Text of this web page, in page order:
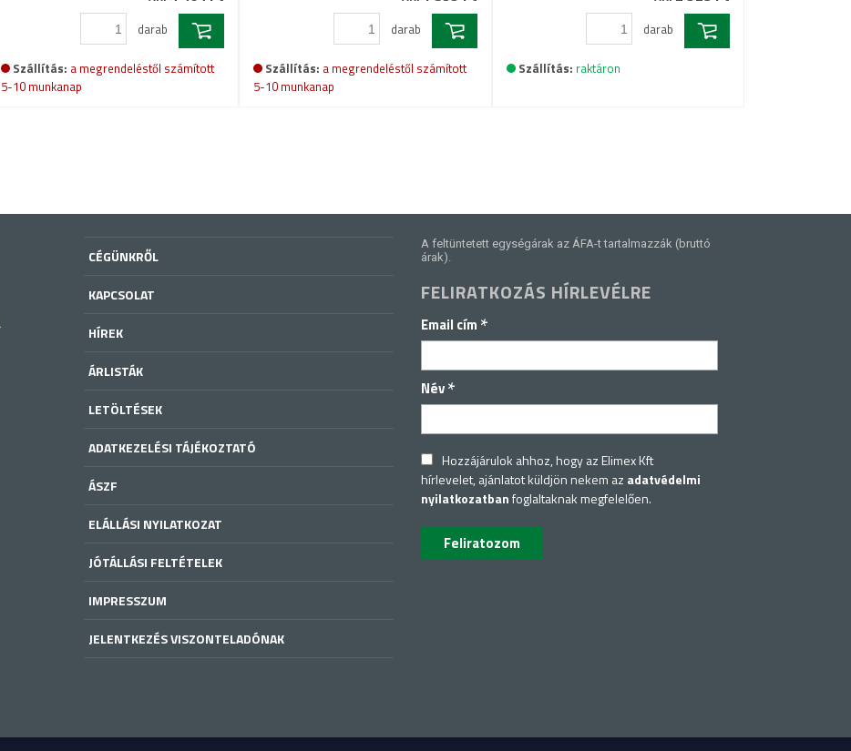
darab
Szállítás: a megrendeléstől számított
5-10 munkanap
darab
Szállítás: a megrendeléstől számított
5-10 munkanap
darab
Szállítás: raktáron
CÉGÜNKRŐL
KAPCSOLAT
HÍREK
ÁRLISTÁK
LETÖLTÉSEK
ADATKEZELÉSI TÁJÉKOZTATÓ
ÁSZF
ELÁLLÁSI NYILATKOZAT
JÓTÁLLÁSI FELTÉTELEK
IMPRESSZUM
JELENTKEZÉS VISZONTELADÓNAK
A feltüntetett egységárak az ÁFA-t tartalmazzák (bruttó
árak).
FELIRATKOZÁS HÍRLEVÉLRE
Email cím *
Név*
Hozzájárulok ahhoz, hogy az Elimex Kft
hírlevelet, ajánlatot küldjön nekem az adatvédelmi
nyilatkozatbanfoglaltaknak megfelelően.